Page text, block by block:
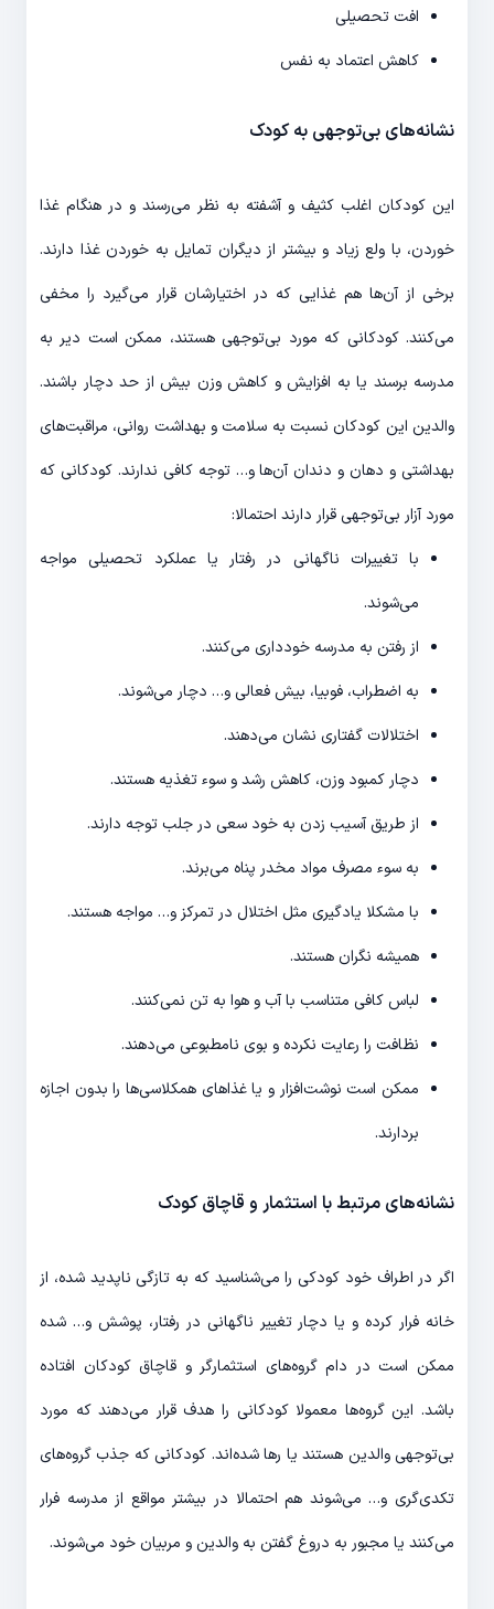
افت تحصیلی
کاهش اعتماد به نفس
نشانه‌های بی‌توجهی به کودک
این کودکان اغلب کثیف و آشفته به نظر می‌رسند و در هنگام غذا
خوردن، با ولع زیاد و بیشتر از دیگران تمایل به خوردن غذا دارند.
برخی از آن‌ها هم غذایی که در اختیارشان قرار می‌گیرد را مخفی
می‌کنند. کودکانی که مورد بی‌توجهی هستند، ممکن است دیر به
مدرسه برسند یا به افزایش و کاهش وزن بیش از حد دچار باشند.
والدین این کودکان نسبت به سلامت و بهداشت روانی، مراقبت‌های
بهداشتی و دهان و دندان آن‌ها و… توجه کافی ندارند. کودکانی که
مورد آزار بی‌توجهی قرار دارند احتمالا:
با تغییرات ناگهانی در رفتار یا عملکرد تحصیلی مواجه
می‌شوند.
از رفتن به مدرسه خودداری می‌کنند.
به اضطراب، فوبیا، بیش فعالی و… دچار می‌شوند.
اختلالات گفتاری نشان می‌دهند.
دچار کمبود وزن، کاهش رشد و سوء ‌تغذیه هستند.
از طریق آسیب زدن به خود سعی در جلب توجه دارند.
به سوء مصرف مواد مخدر پناه می‌برند.
با مشکلا یادگیری مثل اختلال در تمرکز و… مواجه هستند.
همیشه نگران هستند.
لباس کافی متناسب با آب و هوا به تن نمی‌کنند.
نظافت را رعایت نکرده و بوی نامطبوعی می‌دهند.
ممکن است نوشت‌افزار و یا غذاهای همکلاسی‌ها را بدون اجازه
بردارند.
نشانه‌های مرتبط با استثمار و قاچاق کودک
اگر در اطراف خود کودکی را می‌شناسید که به تازگی ناپدید شده، از
خانه فرار کرده و یا دچار تغییر ناگهانی در رفتار، پوشش و… شده
ممکن است در دام گروه‌های استثمارگر و قاچاق کودکان افتاده
باشد. این گروه‌ها معمولا کودکانی را هدف قرار می‌دهند که مورد
بی‌توجهی والدین هستند یا رها شده‌اند. کودکانی که جذب گروه‌های
تکدی‌گری و… می‌شوند هم احتمالا در بیشتر مواقع از مدرسه فرار
می‌کنند یا مجبور به دروغ گفتن به والدین و مربیان خود می‌شوند.